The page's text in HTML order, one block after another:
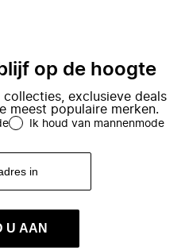
op de hoogte
exclusieve deals
meest populaire merken.
Ik houd van mannenmode
U AAN